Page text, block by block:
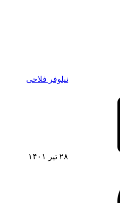
نیلوفر فلاحی
۲۸ تیر ۱۴۰۱